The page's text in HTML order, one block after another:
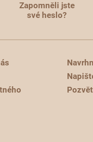
Zapomněli jste
své heslo?